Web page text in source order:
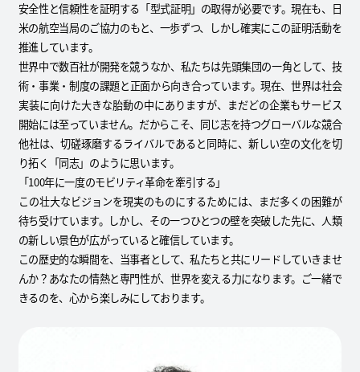
安全性と信頼性を証明する「型式証明」の取得が必要です。現在も、日
米の航空当局のご協力のもと、一歩ずつ、しかし確実にこの証明活動を
推進しています。
世界中で数百社が開発を競うなか、私たちは先頭集団の一角として、技
術・事業・制度の課題と正面から向き合っています。現在、世界は社会
実装に向けた大きな胎動の中にありますが、まだどの企業もサービス
開始には至っていません。だからこそ、同じ志を持つグローバルな競合
他社は、切磋琢磨するライバルであると同時に、新しい空の文化を切
り拓く「同志」のように思います。
「100年に一度のモビリティ革命を牽引する」
この壮大なビジョンを現実のものにするためには、まだ多くの困難が
待ち受けています。しかし、その一つひとつの壁を突破した先に、人類
の新しい景色が広がっていると確信しています。
この歴史的な瞬間を、当事者として、私たちと共にリードしていきませ
んか？あなたの情熱と専門性が、世界を変える力になります。ご一緒で
きるのを、心から楽しみにしております。